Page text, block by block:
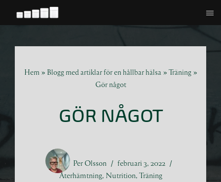
Hoppa
Hem » Blogg med artiklar för en hållbar hälsa » Träning»
Gör något
GÖR NÅGOT
Per Olsson
februari 3, 2022
Återhämtning, Nutrition, Träning